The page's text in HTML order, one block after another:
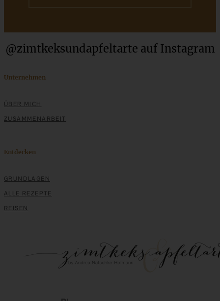
Ice Cream Baby! Cherry-Chocolate-Cocos-Icecream …
ZUM BEITRAG
@zimtkeksundapfeltarte auf Instagram
Unternehmen
ÜBER MICH
ZUSAMMENARBEIT
Entdecken
GRUNDLAGEN
ALLE REZEPTE
REISEN